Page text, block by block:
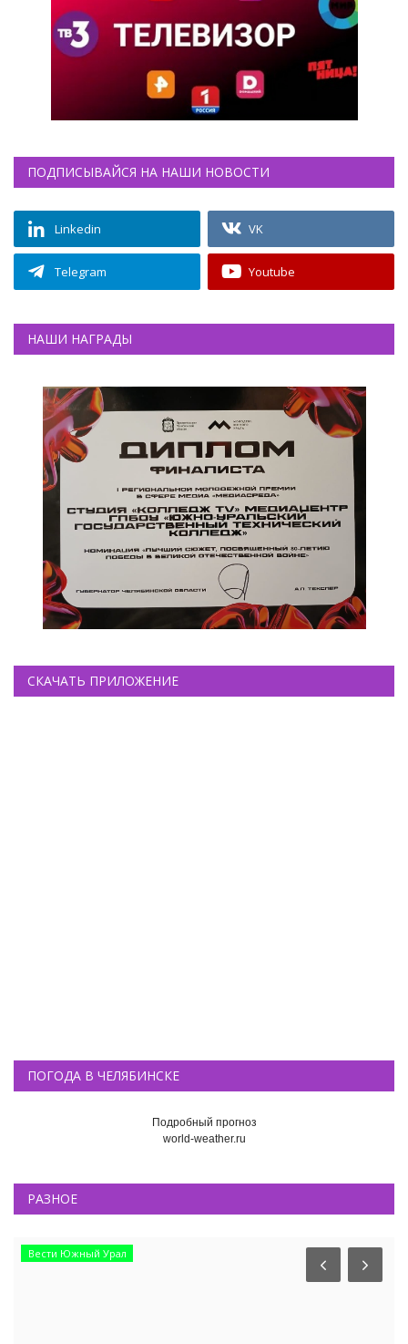
ПОДПИСЫВАЙСЯ НА НАШИ НОВОСТИ
Linkedin VK
Telegram Youtube
НАШИ НАГРАДЫ
СКАЧАТЬ ПРИЛОЖЕНИЕ
ПОГОДА В ЧЕЛЯБИНСКЕ
Подробный прогноз
world-weather.ru
РАЗНОЕ
Вести Южный Урал